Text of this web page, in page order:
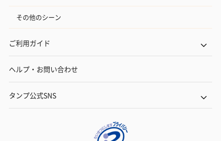
その他のシーン
ご利用ガイド
ヘルプ・お問い合わせ
タンプ公式SNS